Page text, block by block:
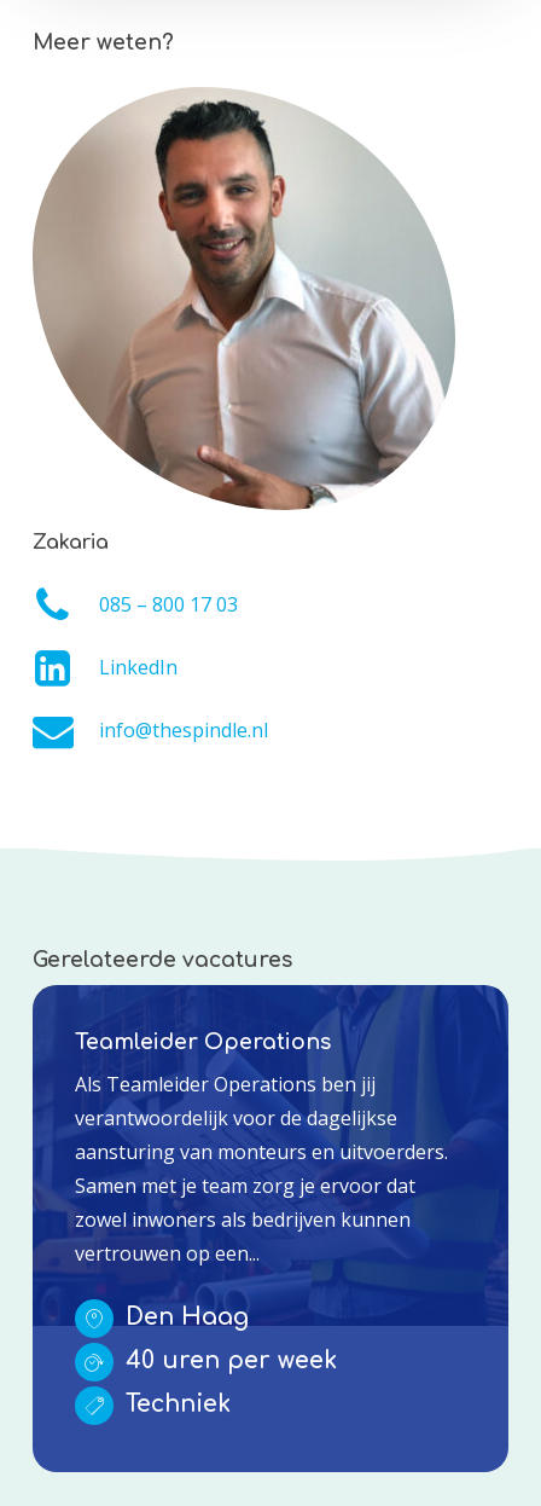
Meer weten?
Zakaria
085 – 800 17 03
LinkedIn
info@thespindle.nl
Gerelateerde vacatures
Teamleider Operations
Als Teamleider Operations ben jij
verantwoordelijk voor de dagelijkse
aansturing van monteurs en uitvoerders.
Samen met je team zorg je ervoor dat
zowel inwoners als bedrijven kunnen
vertrouwen op een...
Den Haag
40 uren per week
Techniek